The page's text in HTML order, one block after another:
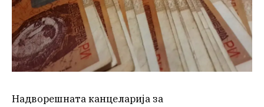
Надворешната канцеларија за